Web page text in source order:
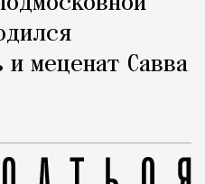
и меценат Савва